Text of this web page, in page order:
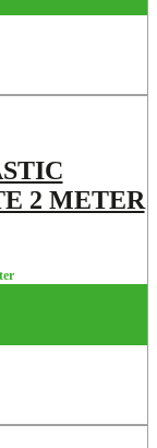
2 METER